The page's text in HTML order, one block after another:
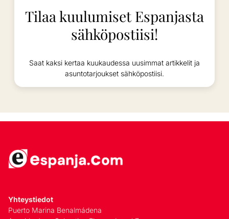
Tilaa kuulumiset Espanjasta
sähköpostiisi!
Saat kaksi kertaa kuukaudessa uusimmat artikkelit ja
asuntotarjoukset sähköpostiisi.
Yhteystiedot
Puerto Marina Benalmádena